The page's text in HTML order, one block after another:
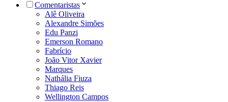
Comentaristas
Alê Oliveira
Alexandre Simões
Edu Panzi
Emerson Romano
Fabrício
João Vitor Xavier
Marques
Nathália Fiuza
Thiago Reis
Wellington Campos